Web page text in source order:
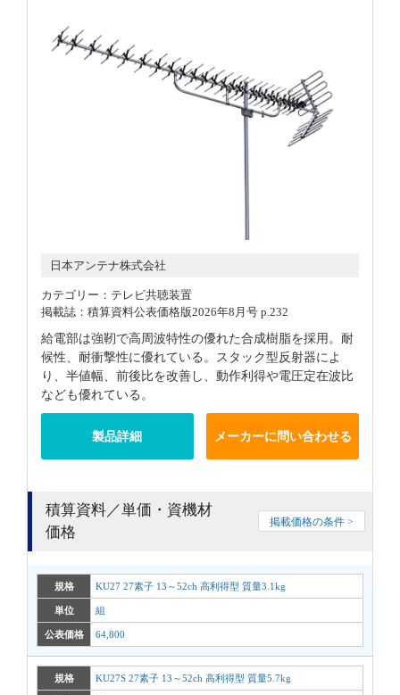
日本アンテナ株式会社
カテゴリー：テレビ共聴装置
掲載誌：積算資料公表価格版2026年8月号 p.232
給電部は強靭で高周波特性の優れた合成樹脂を採用。耐
候性、耐衝撃性に優れている。スタック型反射器によ
り、半値幅、前後比を改善し、動作利得や電圧定在波比
なども優れている。
製品詳細 メーカーに問い合わせる
積算資料／単価・資機材
価格
掲載価格の条件 >
規格 KU27 27素子 13～52ch 高利得型 質量3.1kg
単位 組
公表価格 64,800
規格 KU27S 27素子 13～52ch 高利得型 質量5.7kg